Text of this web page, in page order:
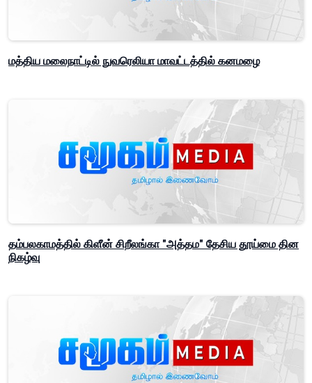
மத்திய மலைநாட்டில் நுவரெலியா மாவட்டத்தில் கனமழை
தம்பலகாமத்தில் கிளீன் சிறீலங்கா "அத்தம" தேசிய தூய்மை தின
நிகழ்வு